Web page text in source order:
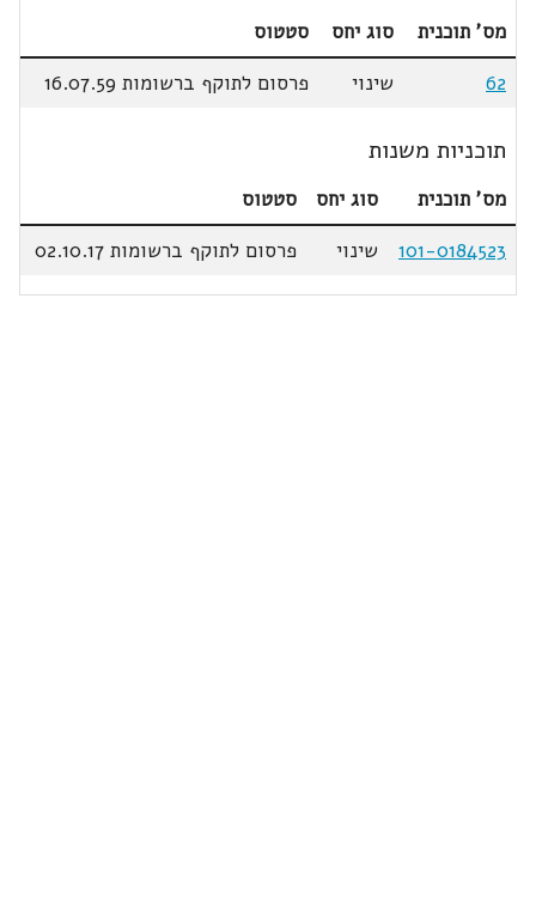
מס' תוכנית סוג יחס
סטטוס
62
שינוי פרסום לתוקף ברשומות 16.07.59
תוכניות משנות
מס' תוכנית סוג יחס
סטטוס
101-0184523
שינוי פרסום לתוקף ברשומות 02.10.17